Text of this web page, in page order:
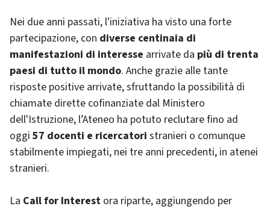
Nei due anni passati, l'iniziativa ha visto una forte
partecipazione, con diverse centinaia di
manifestazioni di interesse arrivate da più di trenta
paesi di tutto il mondo. Anche grazie alle tante
risposte positive arrivate, sfruttando la possibilità di
chiamate dirette cofinanziate dal Ministero
dell'Istruzione, l’Ateneo ha potuto reclutare fino ad
oggi 57 docenti e ricercatori stranieri o comunque
stabilmente impiegati, nei tre anni precedenti, in atenei
stranieri.
La Call for Interest ora riparte, aggiungendo per